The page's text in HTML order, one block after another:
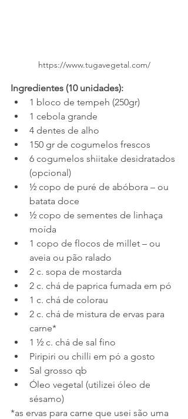
https://www.tugavegetal.com/
Ingredientes (10 unidades):
1 bloco de tempeh (250gr)
1 cebola grande
4 dentes de alho
150 gr de cogumelos frescos
6 cogumelos shiitake desidratados
(opcional)
½ copo de puré de abóbora – ou
batata doce
½ copo de sementes de linhaça
moída
1 copo de flocos de millet – ou
aveia ou pão ralado
2 c. sopa de mostarda
2 c. chá de paprica fumada em pó
1 c. chá de colorau
2 c. chá de mistura de ervas para
carne*
1 ½ c. chá de sal fino
Piripiri ou chilli em pó a gosto
Sal grosso qb
Óleo vegetal (utilizei óleo de
sésamo)
*as ervas para carne que usei são uma